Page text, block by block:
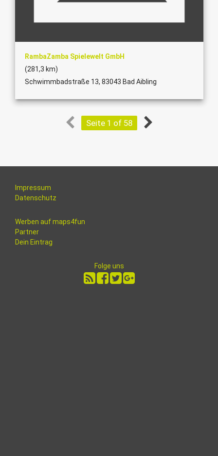
RambaZamba Spielewelt GmbH
(281,3 km)
Schwimmbadstraße 13, 83043 Bad Aibling
Seite 1 of 58
Impressum
Datenschutz
Werben auf maps4fun
Partner
Dein Eintrag
Folge uns